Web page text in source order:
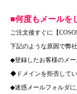
■何度もメールを
ご注文後すぐに【
下記のような原因で弊
◆登録したお客様のメ
◆ドメインを拒否して
◆迷惑メールフォルダに